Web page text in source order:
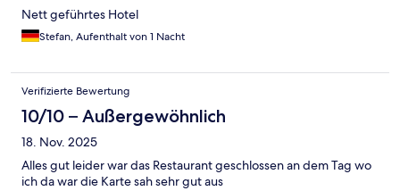
Nett geführtes Hotel
Stefan, Aufenthalt von 1 Nacht
Verifizierte Bewertung
10/10 – Außergewöhnlich
18. Nov. 2025
Alles gut leider war das Restaurant geschlossen an dem Tag wo
ich da war die Karte sah sehr gut aus